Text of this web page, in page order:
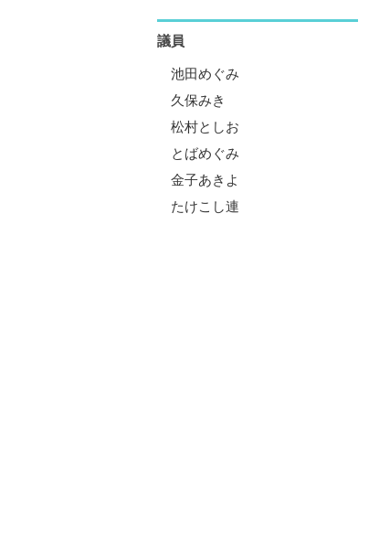
議員
池田めぐみ
久保みき
松村としお
とばめぐみ
金子あきよ
たけこし連